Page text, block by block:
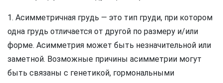
1. Асимметричная грудь — это тип груди, при котором
одна грудь отличается от другой по размеру и/или
форме. Асимметрия может быть незначительной или
заметной. Возможные причины асимметрии могут
быть связаны с генетикой, гормональными